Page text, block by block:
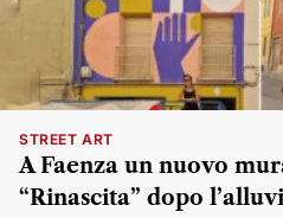
STREET ART
A Faenza un nuovo
“Rinascita” dopo